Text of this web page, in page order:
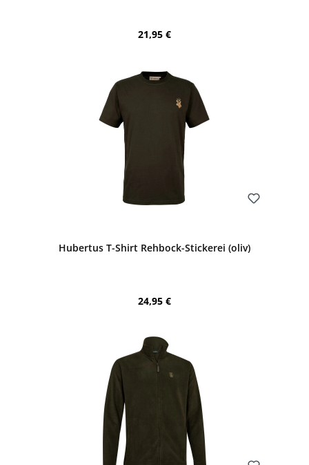
Regulärer Preis:
21,95 €
Hubertus T-Shirt Rehbock-Stickerei (oliv)
Regulärer Preis:
24,95 €